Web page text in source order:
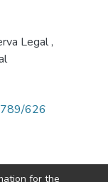
Legal,
626
for the